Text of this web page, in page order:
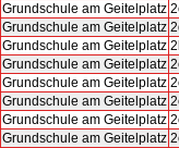
Grundschule am Geitelplatz
Grundschule am Geitelplatz
Grundschule am Geitelplatz
Grundschule am Geitelplatz
Grundschule am Geitelplatz
Grundschule am Geitelplatz
Grundschule am Geitelplatz
Grundschule am Geitelplatz